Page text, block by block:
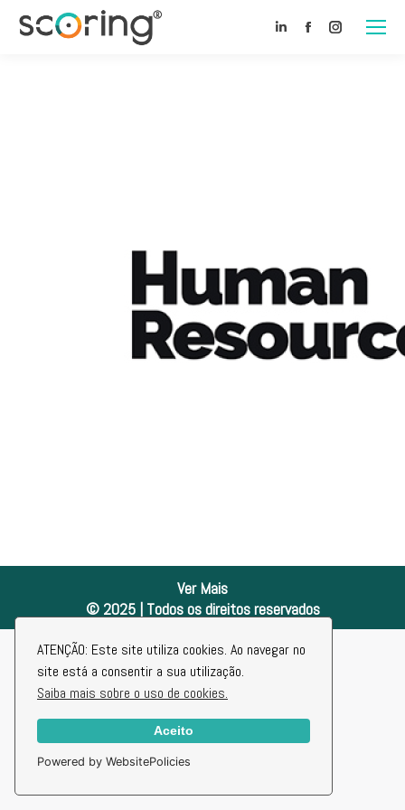
ATENÇÃO: Este site utiliza cookies. Ao navegar no
site está a consentir a sua utilização.
Saiba mais sobre o uso de cookies.
Aceito
Powered by WebsitePolicies
LinkedinFacebook
Instagram
Ver Mais
© 2025 | Todos os direitos reservados